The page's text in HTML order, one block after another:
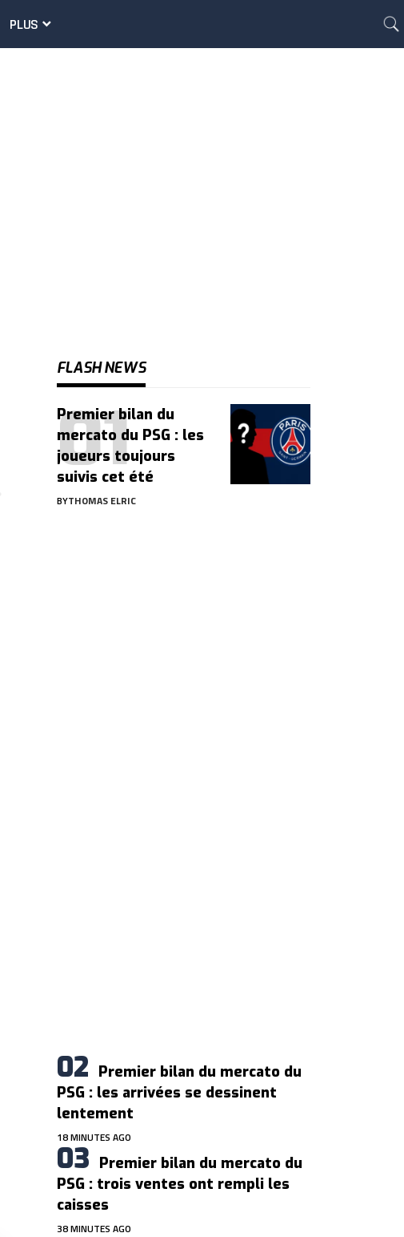
PLUS
FLASH NEWS
Premier bilan du
mercato du PSG : les
joueurs toujours
suivis cet été
BYTHOMAS ELRIC
Premier bilan du mercato du
PSG : les arrivées se dessinent
lentement
18 MINUTES AGO
Premier bilan du mercato du
PSG : trois ventes ont rempli les
caisses
38 MINUTES AGO